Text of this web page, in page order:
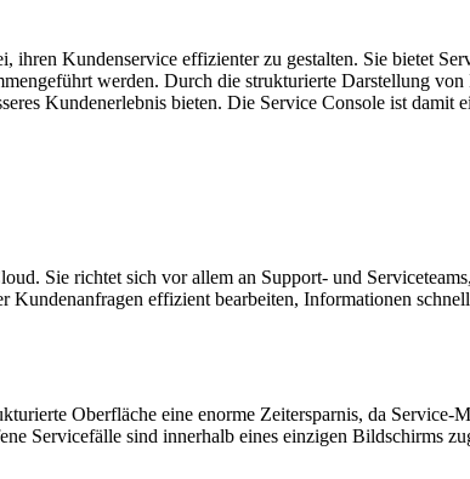
Kundenservice effizienter zu gestalten. Sie bietet
werden. Durch die strukturierte Darstellung
Kundenerlebnis bieten. Die Service Console ist damit
Sie richtet sich vor allem an Support- und
effizient bearbeiten, Informationen
Oberfläche eine enorme Zeitersparnis, da Service-
Servicefälle sind innerhalb eines einzigen Bildschirms